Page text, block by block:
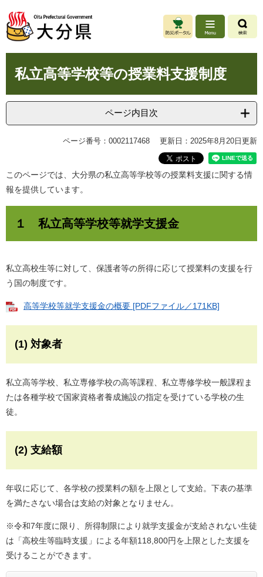
ジ
先
。
ュ
を
て
私立高等学校等の授業料支援制度
ページ内目次
ページ番号：0002117468 更新日：2025年8月20日更新
このページでは、大分県の私立高等学校等の授業料支援に関する情
報を提供しています。
１ 私立高等学校等就学支援金
私立高校生等に対して、保護者等の所得に応じて授業料の支援を行
う国の制度です。
高等学校等就学支援金の概要 [PDFファイル／171KB]
(1) 対象者
私立高等学校、私立専修学校の高等課程、私立専修学校一般課程ま
たは各種学校で国家資格者養成施設の指定を受けている学校の生
徒。
(2) 支給額
年収に応じて、各学校の授業料の額を上限として支給。下表の基準
を満たさない場合は支給の対象となりません。
※令和7年度に限り、所得制限により就学支援金が支給されない生徒
は「高校生等臨時支援」による年額118,800円を上限とした支援を
受けることができます。